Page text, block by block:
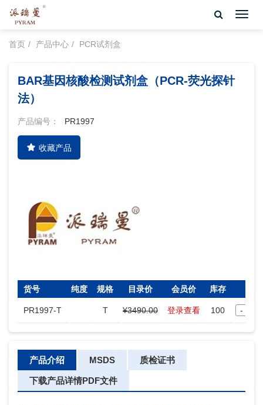
首页
产品中心 PCR试剂盒
BAR基因核酸检测试剂盒（PCR-荧光探针
法）
产品编号： PR1997
收藏产品
货号 纯度 规格 目录价 会员价 库存
PR1997-T T ¥3490.00 登录查看 100 -
产品介绍 MSDS 质检证书
下载产品详情PDF文件